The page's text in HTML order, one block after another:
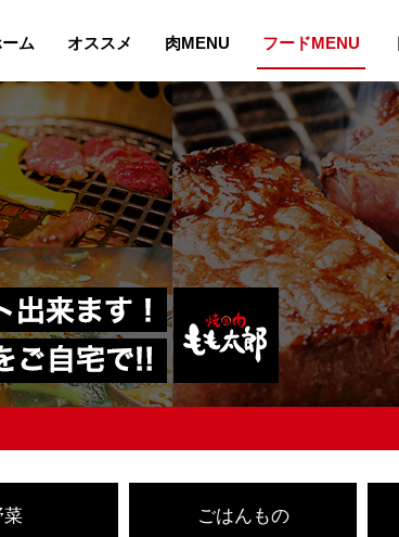
ム オススメ 肉MENU フードMENU
菜 ごはんもの